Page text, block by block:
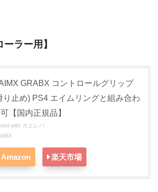
ーラー用】
GRABX コントロールグリップ
り止め) PS4 エイムリングと組み合わ
【国内正規品】
with カエレバ
Amazon 楽天市場